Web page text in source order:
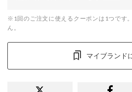
※1回のご注文に使えるクーポンは1つです
ん。
マイブランド